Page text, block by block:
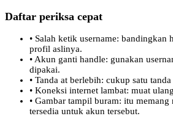
Daftar periksa cepat
• Salah ketik username: bandingkan
profil aslinya.
•Akun ganti handle: gunakan
dipakai.
• Tanda at berlebih: cukup satu
• Koneksi internet lambat: muat
• Gambar tampil buram: itu memang
tersedia untuk akun tersebut.